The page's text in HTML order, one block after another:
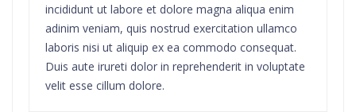
incididunt ut labore et dolore magna aliqua enim
adinim veniam, quis nostrud exercitation ullamco
laboris nisi ut aliquip ex ea commodo consequat.
Duis aute irureti dolor in reprehenderit in voluptate
velit esse cillum dolore.